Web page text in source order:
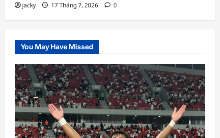
jacky 17 Tháng 7, 2026 0
You May Have Missed